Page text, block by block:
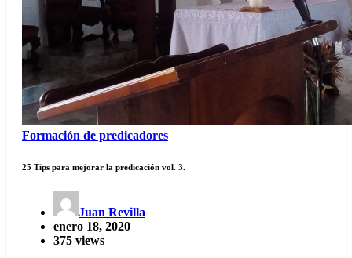
Formación de predicadores
25 Tips para mejorar la predicación vol. 3.
Juan Revilla
enero 18, 2020
375 views